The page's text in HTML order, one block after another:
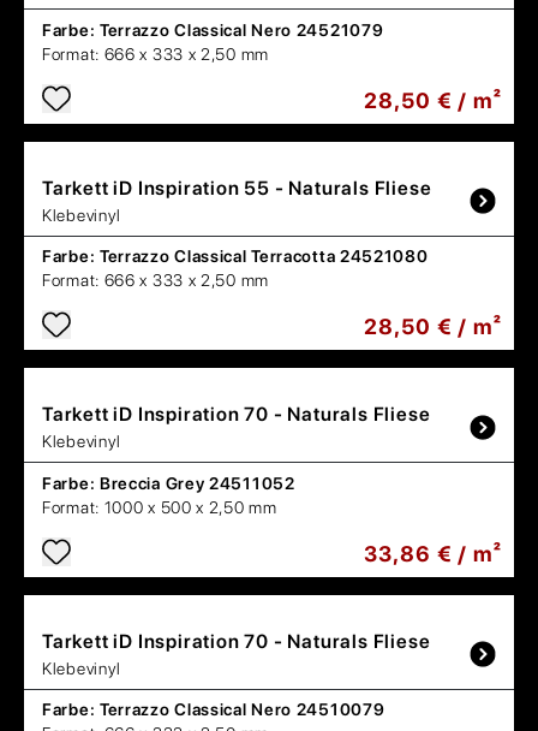
Farbe: Terrazzo Classical Nero 24521079
Format: 666 x 333 x 2,50 mm
28,50 € / m²
Tarkett iD Inspiration 55 - Naturals Fliese
Klebevinyl
Farbe: Terrazzo Classical Terracotta 24521080
Format: 666 x 333 x 2,50 mm
28,50 € / m²
Tarkett iD Inspiration 70 - Naturals Fliese
Klebevinyl
Farbe: Breccia Grey 24511052
Format: 1000 x 500 x 2,50 mm
33,86 € / m²
Tarkett iD Inspiration 70 - Naturals Fliese
Klebevinyl
Farbe: Terrazzo Classical Nero 24510079